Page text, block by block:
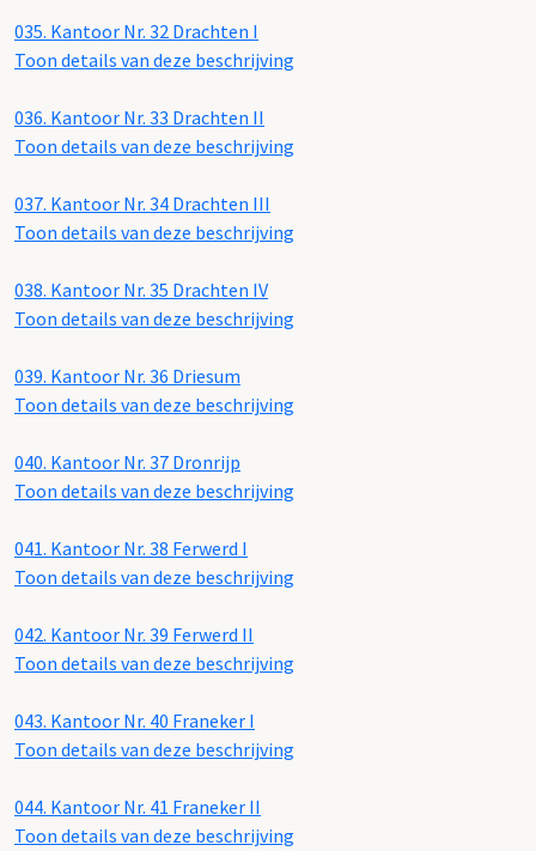
035. Kantoor Nr. 32 Drachten I
Toon details van deze beschrijving
036. Kantoor Nr. 33 Drachten II
Toon details van deze beschrijving
037. Kantoor Nr. 34 Drachten III
Toon details van deze beschrijving
038. Kantoor Nr. 35 Drachten IV
Toon details van deze beschrijving
039. Kantoor Nr. 36 Driesum
Toon details van deze beschrijving
040. Kantoor Nr. 37 Dronrijp
Toon details van deze beschrijving
041. Kantoor Nr. 38 Ferwerd I
Toon details van deze beschrijving
042. Kantoor Nr. 39 Ferwerd II
Toon details van deze beschrijving
043. Kantoor Nr. 40 Franeker I
Toon details van deze beschrijving
044. Kantoor Nr. 41 Franeker II
Toon details van deze beschrijving